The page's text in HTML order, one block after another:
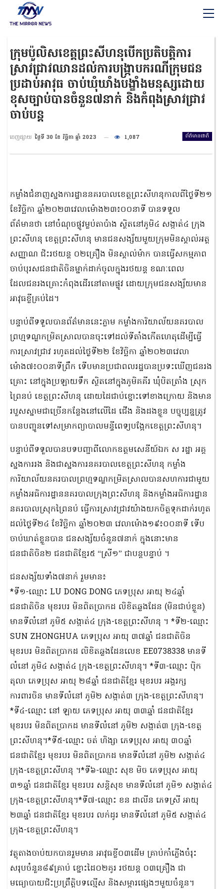
ក្រុមប៉ូលិសខេត្តព្រះសីហនុបើកប្រតិបត្តិការ
ស្រាវជ្រាវឈានដល់ការបង្ក្រាបករណីក្រុមជន
ប្រដាប់អាវុធ ចាប់ឃុំឃាំងបង្ខាំងមនុស្សដោយ
ខុសច្បាប់បានចំនួន៧នាក់ និងកំពុងស្រាវជ្រាវ
ចាប់បន្ត
ព័ត៌មានជាតិ
ចេញផ្សាយ ថ្ងៃទី 30 ខែ វិច្ឆិកា ឆ្នាំ 2023 1,087
កម្លាំងជំនាញស្នងការដ្ឋាននគរបាលខេត្តព្រះសីហនុកាលពីថ្ងៃទី២១
ខែវិច្ឆិកា ឆ្នាំ២០២៣វេលាម៉ោង២៣៖០០នាទី បានទទួល
ព័ត៌មានថា នៅចំណុចផ្លូវម្លប់តាប៉ាង ស្ថិតនៅភូមិ៤ សង្កាត់៤ ក្រុង
ព្រះសីហនុ ខេត្តព្រះសីហនុ មានជនសង្ស័យមួយក្រុមមិនស្គាល់អត្ត
សញ្ញាណ ជិះរថយន្ត ០២គ្រឿង មិនស្គាល់ម៉ាក បានធ្វើសកម្មភាព
ចាប់បុរសជនជាតិចិនម្នាក់ដាក់ចូលក្នុងរថយន្ត ខណៈពេល
ដែលជនរងគ្រោះកំពុងដើរនៅតាមផ្លូវ ដោយក្រុមជនសង្ស័យមាន
អាវុធខ្លីគ្រប់ដៃ។
បន្ទាប់ពីទទួលបានព័ត៌មាននេះភ្លាម កម្លាំងការិយាល័យនគរបាល
ព្រហ្មទណ្ឌកម្រិតស្រាលបានចុះទៅដល់ទីតាំងកើតហេតុដើម្បីធ្វើ
ការស្រាវជ្រាវ រហូតដល់ថ្ងៃទី២២ ខែវិច្ឆិកា ឆ្នាំ២០២៣វេលា
ម៉ោង៧៖០០នាទីព្រឹក ទើបមានប្រជាពលរដ្ឋបានប្រទះឃើញជនរង
គ្រោះ នៅក្នុងប្រឡាយទឹក ស្ថិតនៅក្នុងភូមិគគីរ ឃុំបិតត្រាំង ស្រុក
ព្រៃនប់ ខេត្តព្រះសីហនុ ដោយដៃជាប់ខ្នោះទៅខាងក្រោយ និងមាន
របួសស្នាមជាច្រើនកន្លែងនៅលើដៃ ជើង និងដងខ្លួន បច្ចុប្បន្នត្រូវ
បានបញ្ជូនទៅសម្រាកព្យាបាលមន្ទីពេទ្យបង្អែកខេត្តព្រះសីហនុ។
បន្ទាប់ពីទទួលបានបទបញ្ជាពីលោកឧត្តមសេនីយ៍ឯក ស រដ្ឋា អគ្គ
ស្នងការរង និងជាស្នងការនគរបាលខេត្តព្រះសីហនុ កម្លាំង
ការិយាល័យនគរបាលព្រហ្មទណ្ឌកម្រិតស្រាលបានសហការជាមួយ
កម្លាំងអធិការដ្ឋាននគរបាលក្រុងព្រះសីហនុ និងកម្លាំងអធិការដ្ឋាន
នគរបាលស្រុកព្រៃនប់ ធ្វើការស្រាវជ្រាវយ៉ាងយកចិត្តទុកដាក់រហូត
ដល់ថ្ងៃទី២៤ ខែវិច្ឆិកា ឆ្នាំ២០២៣ វេលាម៉ោង១៩៖០០នាទី ទើប
ចាប់ឃាត់ខ្លួនបាន ជនសង្ស័យចំនួន៧នាក់ ក្នុងនោះមាន
ជនជាតិចិន២ ជនជាតិខ្មែរ៥ “ស្រី១” ជាបន្តបន្ទាប់ ។
ជនសង្ស័យទាំង៧នាក់ រួមមាន៖
*ទី១-ឈ្មោះ LU DONG DONG ភេទប្រុស អាយុ ២៤ឆ្នាំ
ជនជាតិចិន មុខរបរ មិនពិតប្រាកដ លិខិតឆ្លងដែន (មិនជាប់ខ្លួន)
មានទីលំនៅ ភូមិ៥ សង្កាត់៤ ក្រុង-ខេត្តព្រះសីហនុ ។ *ទី២-ឈ្មោះ
SUN ZHONGHUA ភេទប្រុស អាយុ ៣៧ឆ្នាំ ជនជាតិចិន
មុខរបរ មិនពិតប្រាកដ លិខិតឆ្លងដែនលេខ EE0738338 មានទី
លំនៅ ភូមិ៤ សង្កាត់៤ ក្រុង-ខេត្តព្រះសីហនុ។ *ទី៣-ឈ្មោះ ប៉ិក
តុលា ភេទប្រុស អាយុ ២៨ឆ្នាំ ជនជាតិខ្មែរ មុខរបរ អង្គរក្ស
ការពារចិន មានទីលំនៅ ភូមិ២ សង្កាត់៣ ក្រុង-ខេត្តព្រះសីហនុ។
*ទី៤-ឈ្មោះ នៅ ឡាយ ភេទប្រុស អាយុ ៣៣ឆ្នាំ ជនជាតិខ្មែរ
មុខរបរ មិនពិតប្រាកដ មានទីលំនៅ ភូមិ២ សង្កាត់៣ ក្រុង-ខេត្ត
ព្រះសីហនុ។*ទី៥-ឈ្មោះ ចត់ ហិង្សា ភេទប្រុស អាយុ ៣០ឆ្នាំ
ជនជាតិខ្មែរ មុខរបរ មិនពិតប្រាកដ មានទីលំនៅ ភូមិ២ សង្កាត់៤
ក្រុង-ខេត្តព្រះសីហនុ ។*ទី៦-ឈ្មោះ សុខ មិច ភេទប្រុស អាយុ
៣១ឆ្នាំ ជនជាតិខ្មែរ មុខរបរ សន្តិសុខ មានទីលំនៅ ភូមិ១ សង្កាត់៤
ក្រុង-ខេត្តព្រះសីហនុ។*ទី៧-ឈ្មោះ ខន ដាលីន ភេទស្រី អាយុ
២៣ឆ្នាំ ជនជាតិខ្មែរ មុខរបរ លក់ដូរ មានទីលំនៅ ភូមិ៥ សង្កាត់៤
ក្រុង-ខេត្តព្រះសីហនុ។
វត្ថុតាងចាប់យកបានរួមមាន អាវុធខ្លី០៣ដើម គ្រាប់កាំភ្លើងចំរុះ
សរុបចំនួន៨៩គ្រាប់ ខ្នោះដៃ០២គូរ រថយន្ត ០៣គ្រឿង ជា
មធ្យោបាយជិះប្រព្រឹត្តិបទល្មើស និងសម្ភារផ្សេងៗមួយចំនួន។